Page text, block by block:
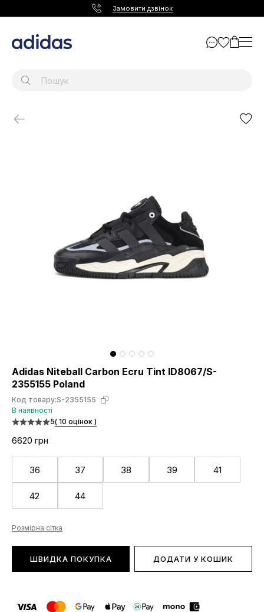
Замовити дзвінок
Adidas Niteball Carbon Ecru Tint ID8067/S-
2355155 Poland
Код товару:S-2355155
В наявності
5( 10 оцінок )
6620 грн
36 37 38 39 41
42 44
Розмірна сітка
ШВИДКА ПОКУПКА ДОДАТИ У КОШИК